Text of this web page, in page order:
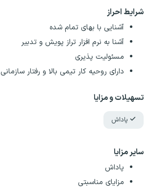
شرایط احراز
آشنایی با بهای تمام شده
آشنا به نرم افزار تراز پویش و تدبیر
مسئولیت پذیری
دارای روحیه کار تیمی بالا و رفتار سازمانی
تسهیلات و مزایا
پاداش
سایر مزایا
پاداش
مزایای مناسبتی